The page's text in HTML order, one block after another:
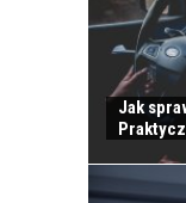
Jak